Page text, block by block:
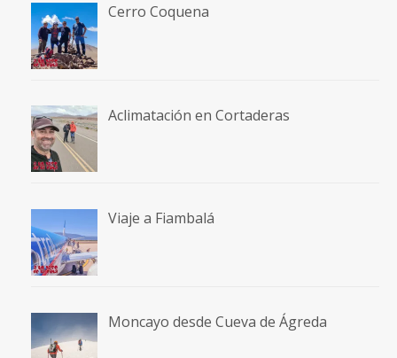
Cerro Coquena
Aclimatación en Cortaderas
Viaje a Fiambalá
Moncayo desde Cueva de Ágreda